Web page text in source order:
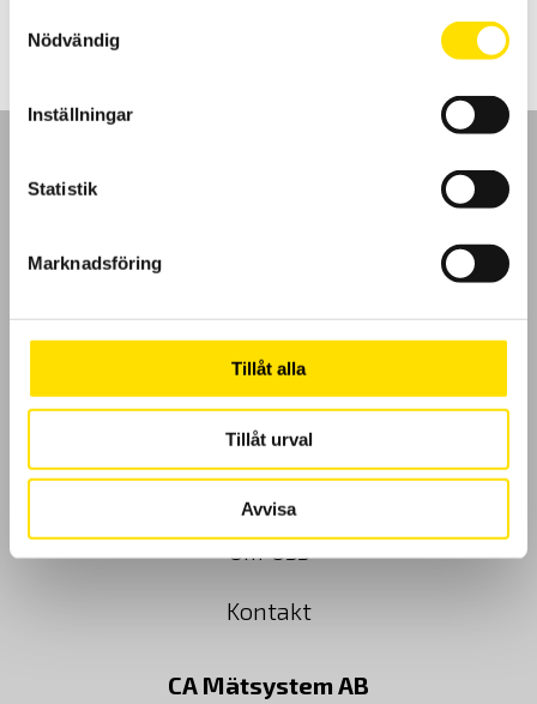
Nödvändig
Inställningar
Statistik
Marknadsföring
Tillåt alla
Tillåt urval
Avvisa
Cookies
Klagomål
Kundundersökning
Kontakt
CA Mätsystem AB